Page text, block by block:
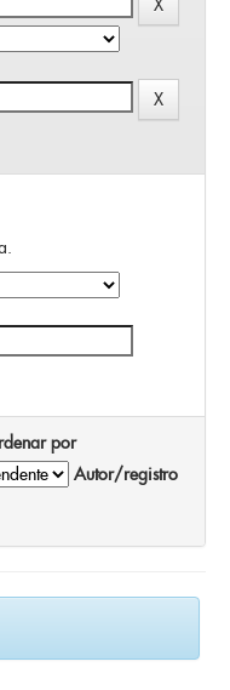
por
Autor/registro